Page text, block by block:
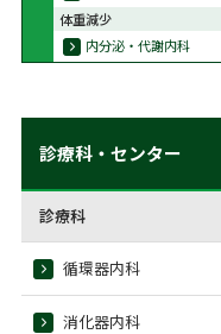
体重減少
内分泌・代謝内科
診療科・センター
診療科
循環器内科
消化器内科